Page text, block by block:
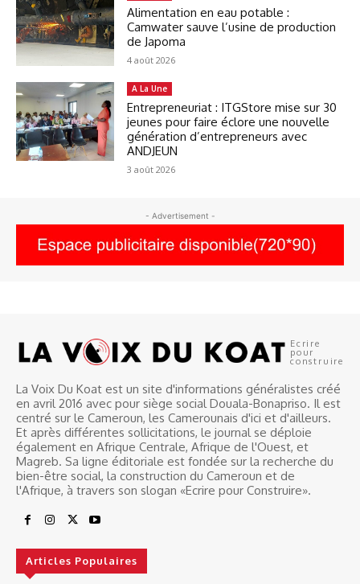
Alimentation en eau potable :
Camwater sauve l’usine de production
de Japoma
4 août 2026
A La Une
Entrepreneuriat : ITGStore mise sur 30
jeunes pour faire éclore une nouvelle
génération d’entrepreneurs avec
ANDJEUN
3 août 2026
- Advertisement -
Ecrire
pour
construire
La Voix Du Koat est un site d'informations généralistes créé
en avril 2016 avec pour siège social Douala-Bonapriso. Il est
centré sur le Cameroun, les Camerounais d'ici et d'ailleurs.
Et après différentes sollicitations, le journal se déploie
également en Afrique Centrale, Afrique de l'Ouest, et
Magreb. Sa ligne éditoriale est fondée sur la recherche du
bien-être social, la construction du Cameroun et de
l'Afrique, à travers son slogan «Ecrire pour Construire».
Articles Populaires